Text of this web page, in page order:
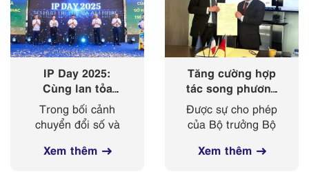
IP Day 2025:
Cùng lan tỏa
‘nhịp điệu’ của
sở hữu trí tuệ
trong kỷ nguyên
số
Trong bối cảnh
chuyển đổi số và
nghiệp 4.0 diễn ra
Xem thêm
Tăng cường hợp
tác song phương
giữa Cục Sở hữu
trí tuệ với Viện
Sở hữu công
nghiệp Cộng
Được sự cho phép
của Bộ trưởng Bộ
Công nghệ, từ
Xem thêm